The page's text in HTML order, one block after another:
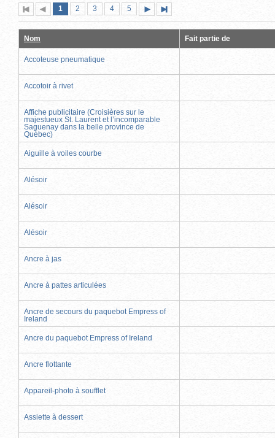
Première
page
Page
précédente
Page
1 (page
actuelle)
Page
2 Page
3 Page
4 Page
5
suivante
page
Nom Fait partie de
Accoteuse pneumatique
Accotoir à rivet
Affiche publicitaire (Croisières sur le
majestueux St. Laurent et l’incomparable
Saguenay dans la belle province de
Québec)
Aiguille à voiles courbe
Alésoir
Alésoir
Alésoir
Ancre à jas
Ancre à pattes articulées
Ancre de secours du paquebot Empress of
Ireland
Ancre du paquebot Empress of Ireland
Ancre flottante
Appareil-photo à soufflet
Assiette à dessert